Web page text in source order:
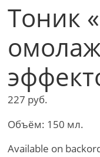
Тоник
227 руб.
Объём: 150 мл.
Available on